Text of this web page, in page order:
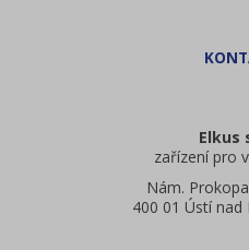
Elkus
zařízení pro
Nám.
400 01 Ústí nad